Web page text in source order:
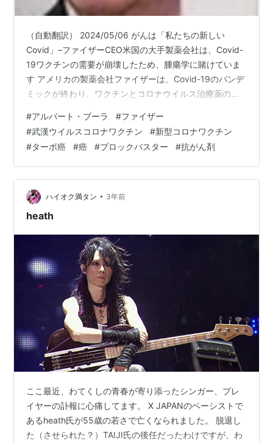
（自動翻訳） 2024/05/06 がんは「私たちの新しい
Covid」–ファイザーCEO米国の大手製薬会社は、Covid-
19ワクチンの需要が崩壊したため、腫瘍学に賭けていま
す アメリカの製薬会社ファイザーは、Covid-19のパンデ
ミックが終わり、ワクチンとコロナウイルス治療薬の世
わせていると、CEOのアルバート・ブルラが5月1日に
Fox Businessに語った。 同社は「ブロックバスター」抗
がん剤で大きな成果を上げると予想しており、製薬大手
はコロナ後の事業の衰退を逆転させようとしている。パ
ンデミックは、同社に記録的な収益をもたらしました。
…
#アルバート・ブーラ #ファイザー
#武漢ウイルスコロナワクチン #新型コロナワクチン
#ターボ癌 #癌 #ブロックバスター #抗がん剤
ハイオク満タン • 3年前
heath
ここ最近、わてくしの青春が寄り添ったシンガー、プレ
イヤーの訃報に心痛してます。 X JAPANのベーシストで
あるheath氏が55歳の若さで亡くなられました。 脱退し
た（させられた？）TAIJI氏の後任だったわけですが、わ